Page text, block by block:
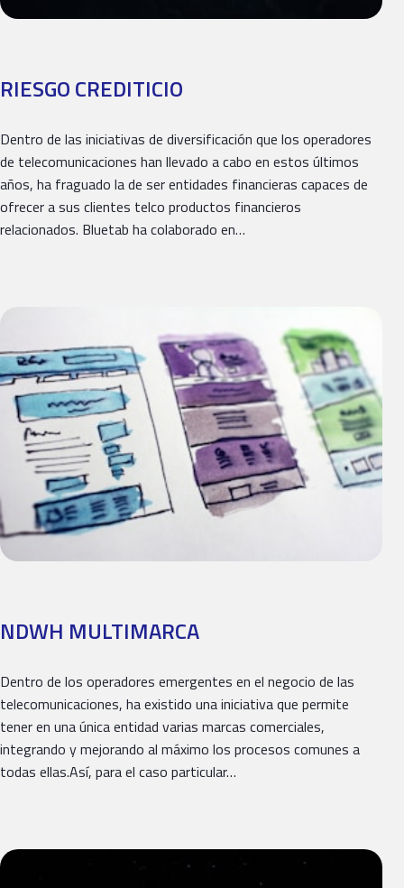
RIESGO CREDITICIO
Dentro de las iniciativas de diversificación que los operadores
de telecomunicaciones han llevado a cabo en estos últimos
años, ha fraguado la de ser entidades financieras capaces de
ofrecer a sus clientes telco productos financieros
relacionados. Bluetab ha colaborado en…
NDWH MULTIMARCA
Dentro de los operadores emergentes en el negocio de las
telecomunicaciones, ha existido una iniciativa que permite
tener en una única entidad varias marcas comerciales,
integrando y mejorando al máximo los procesos comunes a
todas ellas.Así, para el caso particular…